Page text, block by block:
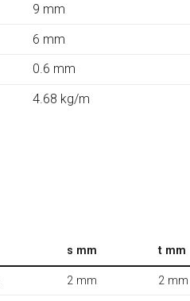
9 mm
6 mm
0.6 mm
4.68 kg/m
s mm t mm
2 mm 2 mm